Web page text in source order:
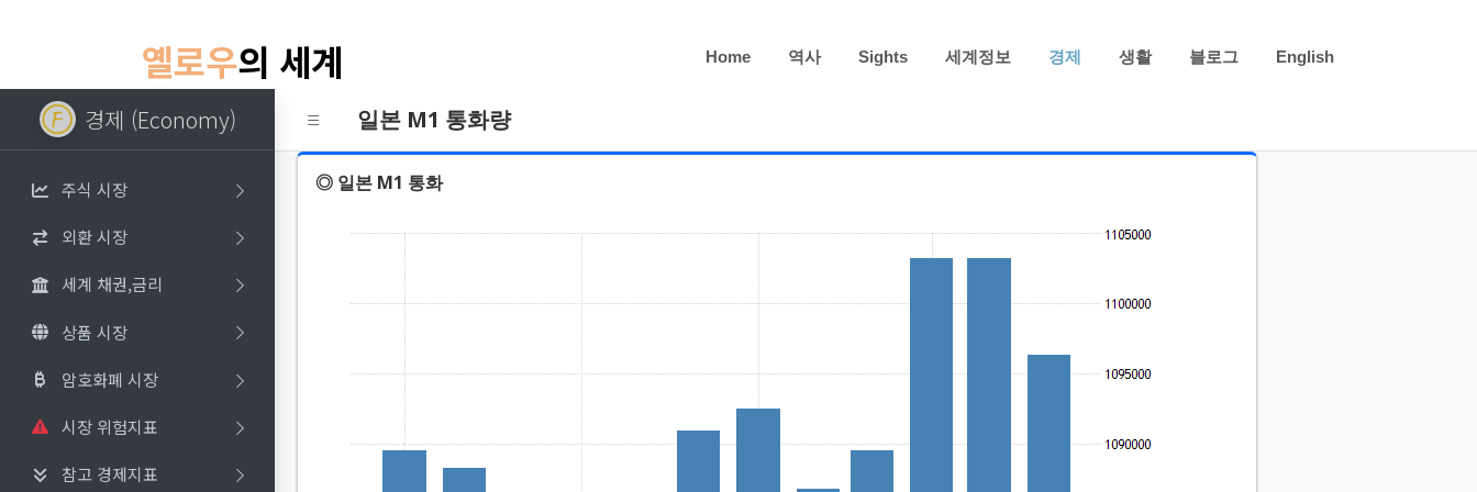
옐로우의 세계 Home 역사 Sights 세계정보 경제 생활 블로그 English
일본 M1 통화량
경제 (Economy)
주식 시장
외환 시장
세계 채권,금리
상품 시장
암호화폐 시장
시장 위험지표
참고 경제지표
◎ 일본 M1 통화